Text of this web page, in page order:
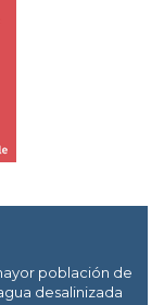
población de
desalinizada